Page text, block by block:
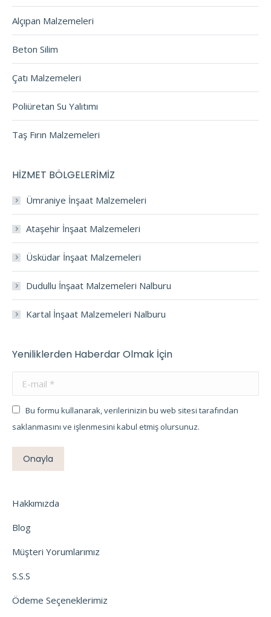
Alçıpan Malzemeleri
Beton Silim
Çatı Malzemeleri
Poliüretan Su Yalıtımı
Taş Fırın Malzemeleri
HİZMET BÖLGELERİMİZ
Ümraniye İnşaat Malzemeleri
Ataşehir İnşaat Malzemeleri
Üsküdar İnşaat Malzemeleri
Dudullu İnşaat Malzemeleri Nalburu
Kartal İnşaat Malzemeleri Nalburu
Yeniliklerden Haberdar Olmak İçin
E-mail *
Bu formu kullanarak, verilerinizin bu web sitesi tarafından
saklanmasını ve işlenmesini kabul etmiş olursunuz.
Onayla
Hakkımızda
Blog
Müşteri Yorumlarımız
S.S.S
Ödeme Seçeneklerimiz